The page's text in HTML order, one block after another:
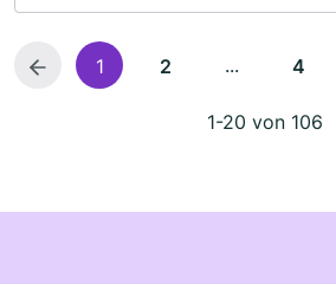
1 2 ... 4
1-20 von 106